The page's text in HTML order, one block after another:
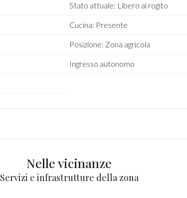
Stato attuale: Libero al rogito
Cucina: Presente
Posizione: Zona agricola
Ingresso autonomo
Nelle vicinanze
Servizi e infrastrutture della zona